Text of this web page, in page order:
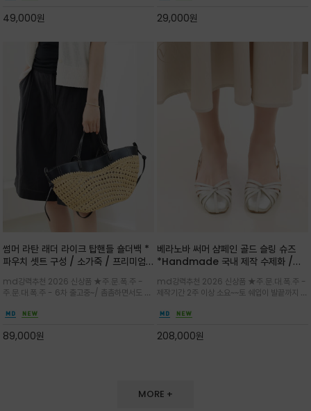
49,000원
해져 완성
29,000원
썸머 라탄 래더 라이크 탑핸들 숄더백 *
파우치 셋트 구성 / 소가죽 / 프리미엄
라이크 배색이 조화롭게 어우러진 탑핸
들 숄더백
md강력추천 2026 신상품 ★주.문.폭.주 -
주.문.대.폭.주 - 6차 출고중~/ 촘촘하면서도 입
만들며 부드러운 곡선의 바스켓 실루엣에 넉넉한
양한 연출이
89,000원
베라노바 써머 샴페인 골드 슬링 슈즈
*Handmade 국내 제작 수제화 /은
스럽게 밝혀주는 슬링백 플랫슈
md강력추천 2026 신상품 ★주.문.대.폭.주 -
제작기간 2주 이상 소요~~토 쉐입이 발끝까지 세
끔한 디자인과 베이직한 컬러감으로 높은 활용도
일까지 두루 잘 어울리는 활2
208,000원
MORE +